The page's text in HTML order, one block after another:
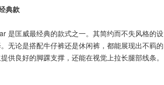
典款
是匡威最经典的款式之一。其简约而不失风格的设
无论是搭配牛仔裤还是休闲裤，都能展现出不羁的
供良好的脚踝支撑，还能在视觉上拉长腿部线条。